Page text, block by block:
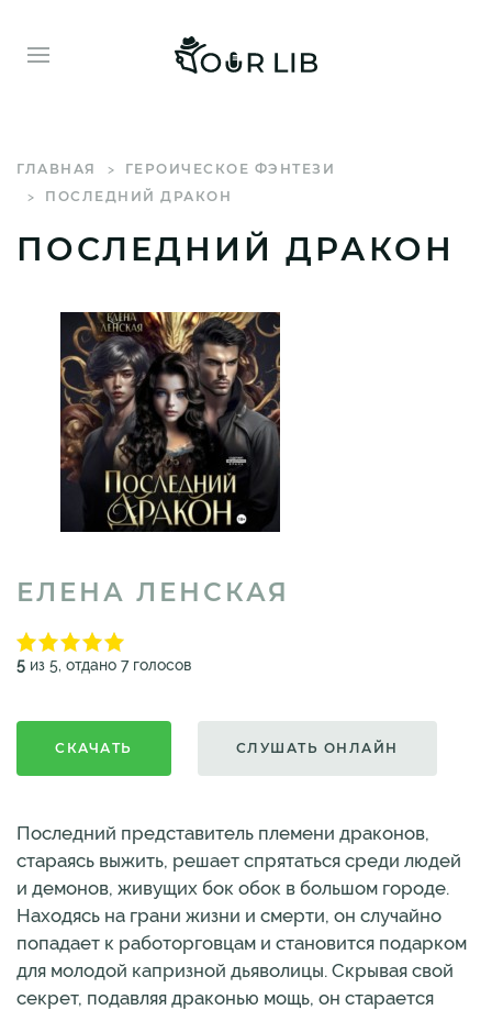
ГЛАВНАЯ
ГЕРОИЧЕСКОЕ ФЭНТЕЗИ
ПОСЛЕДНИЙ ДРАКОН
ПОСЛЕДНИЙ ДРАКОН
ЕЛЕНА ЛЕНСКАЯ
5 из 5, отдано 7 голосов
СКАЧАТЬ СЛУШАТЬ ОНЛАЙН
Последний представитель племени драконов,
стараясь выжить, решает спрятаться среди людей
и демонов, живущих бок обок в большом городе.
Находясь на грани жизни и смерти, он случайно
попадает к работорговцам и становится подарком
для молодой капризной дьяволицы. Скрывая свой
секрет, подавляя драконью мощь, он старается